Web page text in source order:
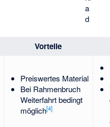
a
d
Vorteile
Preiswertes Material
Bei Rahmenbruch
Weiterfahrt bedingt
möglich[4]